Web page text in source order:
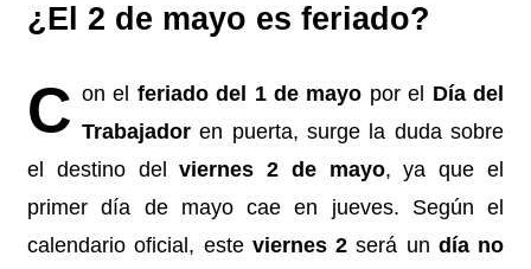
¿El 2 de mayo es feriado?
C on el feriado del 1 de mayo por el Día del
Trabajador en puerta, surge la duda sobre
el destino delviernes 2 de mayo, ya que el
primer día de mayo cae en jueves. Según el
calendario oficial, este viernes 2 será un día no